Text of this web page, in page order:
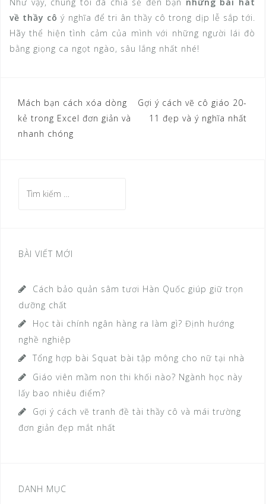
về thầy côý nghĩa để tri ân thầy cô trong dịp lễ sắp tới.
Hãy thể hiện tình cảm của mình với những người lái đò
bằng giọng ca ngọt ngào, sâu lắng nhất nhé!
Đ
i
h
n
b
à
i
v
i
ế
t
Mách bạn cách xóa dòng
kẻ trong Excel đơn giản và
nhanh chóng
Gợi ý cách vẽ cô giáo 20-
11 đẹp và ý nghĩa nhất
c
h
o
:
BÀI VIẾT MỚI
Cách bảo quản sâm tươi Hàn Quốc giúp giữ trọn
dưỡng chất
Học tài chính ngân hàng ra làm gì? Định hướng
nghề nghiệp
Tổng hợp bài Squat bài tập mông cho nữ tại nhà
Giáo viên mầm non thi khối nào? Ngành học này
lấy bao nhiêu điểm?
Gợi ý cách vẽ tranh đề tài thầy cô và mái trường
đơn giản đẹp mắt nhất
DANH MỤC